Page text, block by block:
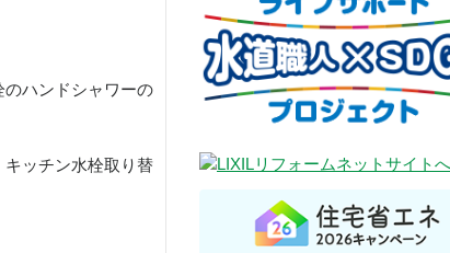
ハンドシャワーの
ッチン水栓取り替